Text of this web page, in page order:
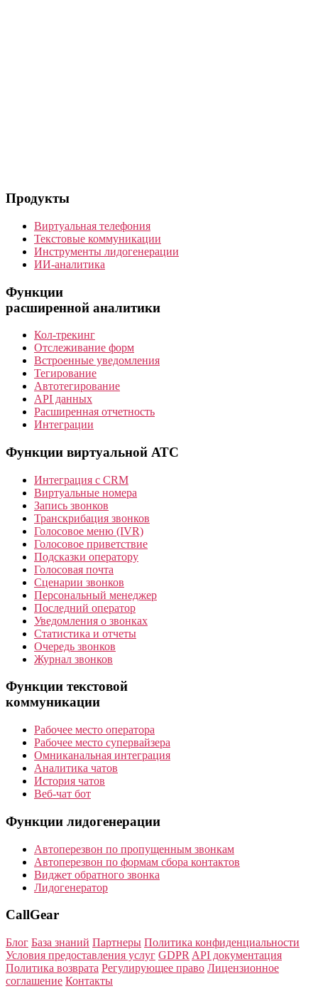
Продукты
Виртуальная телефония
Текстовые коммуникации
Инструменты лидогенерации
ИИ-аналитика
Функции
расширенной аналитики
Кол-трекинг
Отслеживание форм
Встроенные уведомления
Тегирование
Автотегирование
API данных
Расширенная отчетность
Интеграции
Функции виртуальной АТС
Интеграция с CRM
Виртуальные номера
Запись звонков
Транскрибация звонков
Голосовое меню (IVR)
Голосовое приветствие
Подсказки оператору
Голосовая почта
Сценарии звонков
Персональный менеджер
Последний оператор
Уведомления о звонках
Статистика и отчеты
Очередь звонков
Журнал звонков
Функции текстовой
коммуникации
Рабочее место оператора
Рабочее место супервайзера
Омниканальная интеграция
Аналитика чатов
История чатов
Веб-чат бот
Функции лидогенерации
Автоперезвон по пропущенным звонкам
Автоперезвон по формам сбора контактов
Виджет обратного звонка
Лидогенератор
CallGear
Блог База знаний Партнеры Политика конфиденциальности
Условия предоставления услуг GDPR API документация
Политика возврата Регулирующее право Лицензионное
соглашение Контакты